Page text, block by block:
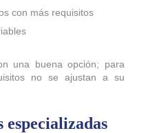
con más requisitos
una buena opción; para
no se ajustan a su